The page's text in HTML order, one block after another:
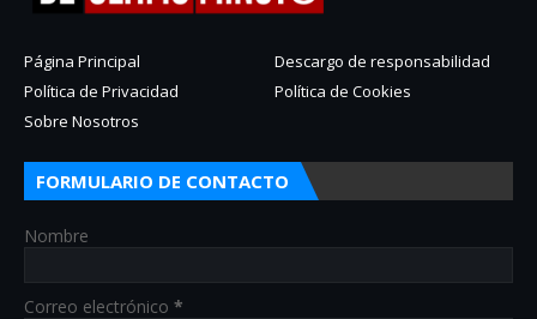
Página Principal
Descargo de responsabilidad
Política de Privacidad
Política de Cookies
Sobre Nosotros
FORMULARIO DE CONTACTO
Nombre
Correo electrónico *